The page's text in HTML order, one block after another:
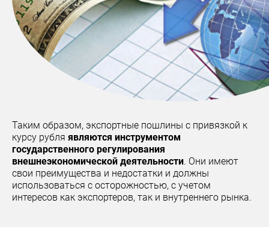
Таким образом, экспортные пошлины с привязкой к
курсу рубля являются инструментом
государственного регулирования
внешнеэкономической деятельности. Они имеют
свои преимущества и недостатки и должны
использоваться с осторожностью, с учетом
интересов как экспортеров, так и внутреннего рынка.